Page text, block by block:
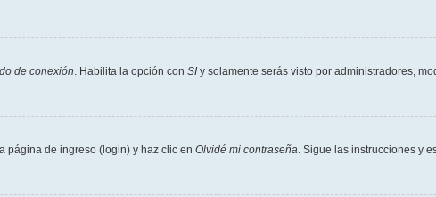
de conexión. Habilita la opción con SI y solamente serás visto por administradores,
página de ingreso (login) y haz clic en Olvidé mi contraseña. Sigue las instrucciones y